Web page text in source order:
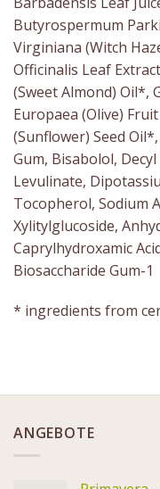
Butyrospermum
Virginiana (Witch
Officinalis Leaf
(Sweet Almond) Oil*,
Europaea (Olive)
(Sunflower) Seed
Gum, Bisabolol,
Levulinate,
Tocopherol, Sodium
Xylitylglucoside,
Caprylhydroxamic
Biosaccharide Gum-1
* ingredients from
ANGEBOTE